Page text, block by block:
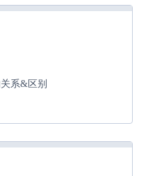
系&区别